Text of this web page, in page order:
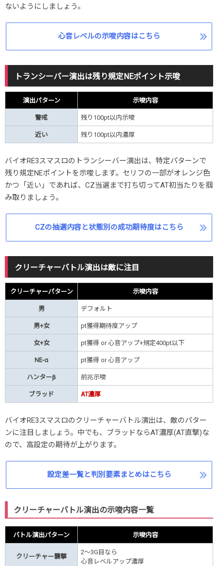
ないようにしましょう。
心音レベルの示唆内容はこちら
トランシーバー演出は残り規定NEポイント示唆
演出パターン 示唆内容
警戒 残り100pt以内示唆
近い 残り100pt以内濃厚
バイオRE3スマスロのトランシーバー演出は、特定パターンで
残り規定NEポイントを示唆します。セリフの一部がオレンジ色
かつ「近い」であれば、CZ当選まで打ち切ってAT初当たりを掴
み取りましょう。
CZの抽選内容と状態別の成功期待度はこちら
クリーチャーバトル演出は敵に注目
クリーチャーパターン 示唆内容
男 デフォルト
男+女 pt獲得期待度アップ
女+女 pt獲得 or 心音アップ+規定400pt以下
NE-α pt獲得 or 心音アップ
ハンターβ 前兆示唆
ブラッド AT濃厚
バイオRE3スマスロのクリーチャーバトル演出は、敵のパター
ンに注目しましょう。中でも、ブラッドならAT濃厚(AT直撃)な
ので、高設定の期待が上がります。
設定差一覧と判別要素まとめはこちら
クリーチャーバトル演出の示唆内容一覧
バトル演出パターン 示唆内容
クリーチャー襲撃
2〜3G目なら
心音レベルアップ濃厚